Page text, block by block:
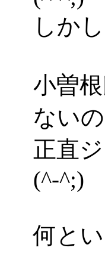
しか
小曽
ないの
正直
(^-^;)
何と